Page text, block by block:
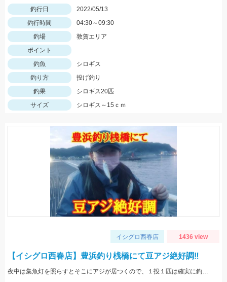
釣行日
2022/05/13
釣行時間
04:30～09:30
釣場
敦賀エリア
ポイント
釣魚
シロギス
釣り方
投げ釣り
釣果
シロギス20匹
サイズ
シロギス～15ｃｍ
イシグロ西春店 1436 view
【イシグロ西春店】豊浜釣り桟橋にて豆アジ絶好調‼
夜中は集魚灯を照らすとそこにアジが居つくので、１投１匹は確実に釣れますよ♪